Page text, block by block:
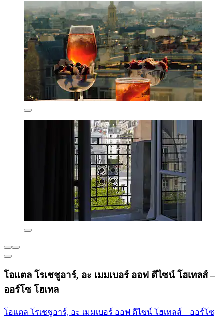
โอแตล โรเชชูอาร์, อะ เมมเบอร์ ออฟ ดีไซน์ โฮเทลส์ –
ออร์โซ โฮเทล
โอแตล โรเชชูอาร์, อะ เมมเบอร์ ออฟ ดีไซน์ โฮเทลส์ – ออร์โซ